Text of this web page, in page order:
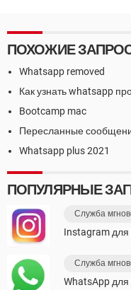
ПОХОЖИЕ
Whatsapp removed
Как узнать whatsapp
Bootcamp mac
Пересланные
Whatsapp plus 2021
ПОПУЛЯРНЫЕ
Служба
Instagram
Служба
WhatsApp